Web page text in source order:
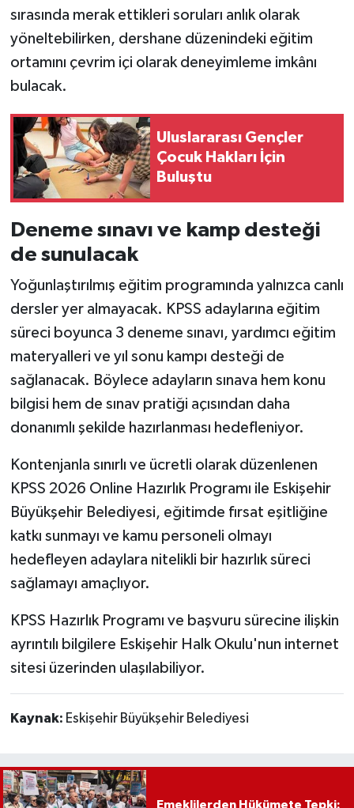
sırasında merak ettikleri soruları anlık olarak
yöneltebilirken, dershane düzenindeki eğitim
ortamını çevrim içi olarak deneyimleme imkânı
bulacak.
Uluslararası Gençler
Çocuk Hakları İçin
Buluştu
Deneme sınavı ve kamp desteği
de sunulacak
Yoğunlaştırılmış eğitim programında yalnızca canlı
dersler yer almayacak. KPSS adaylarına eğitim
süreci boyunca 3 deneme sınavı, yardımcı eğitim
materyalleri ve yıl sonu kampı desteği de
sağlanacak. Böylece adayların sınava hem konu
bilgisi hem de sınav pratiği açısından daha
donanımlı şekilde hazırlanması hedefleniyor.
Kontenjanla sınırlı ve ücretli olarak düzenlenen
KPSS 2026 Online Hazırlık Programı ile Eskişehir
Büyükşehir Belediyesi, eğitimde fırsat eşitliğine
katkı sunmayı ve kamu personeli olmayı
hedefleyen adaylara nitelikli bir hazırlık süreci
sağlamayı amaçlıyor.
KPSS Hazırlık Programı ve başvuru sürecine ilişkin
ayrıntılı bilgilere Eskişehir Halk Okulu'nun internet
sitesi üzerinden ulaşılabiliyor.
Kaynak: Eskişehir Büyükşehir Belediyesi
Emeklilerden Hükümete Tepki: